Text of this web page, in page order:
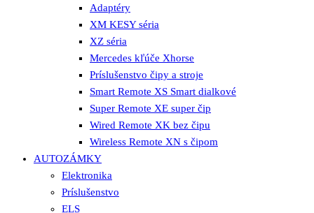
Adaptéry
XM KESY séria
XZ séria
Mercedes kľúče Xhorse
Príslušenstvo čipy a stroje
Smart Remote XS Smart dialkové
Super Remote XE super čip
Wired Remote XK bez čipu
Wireless Remote XN s čipom
AUTOZÁMKY
Elektronika
Príslušenstvo
ELS